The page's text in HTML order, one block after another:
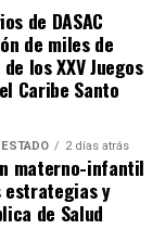
de DASAC
de miles de
los XXV Juegos
Caribe Santo
2 días atrás
materno-infantil
estrategias y
de Salud